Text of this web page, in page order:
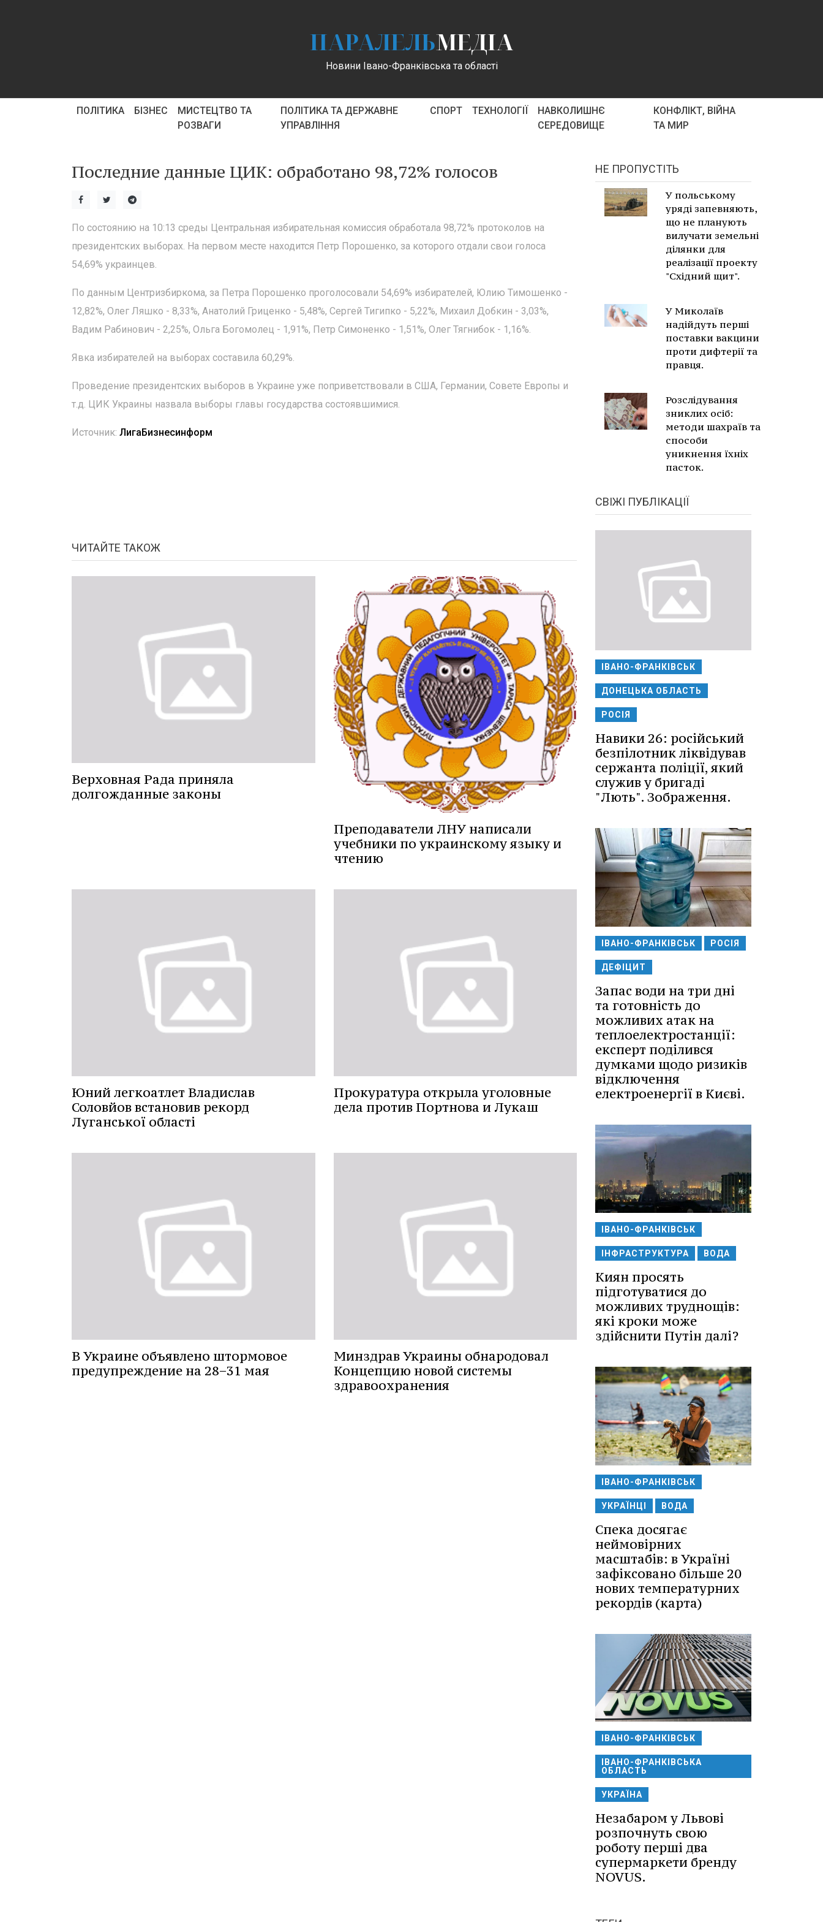
ПАРАЛЕЛЬМЕДІА
Новини Івано-Франківська та області
ПОЛІТИКА БІЗНЕС
МИСТЕЦТВО ТА
РОЗВАГИ
ПОЛІТИКА ТА ДЕРЖАВНЕ
УПРАВЛІННЯ
СПОРТ ТЕХНОЛОГІЇ
НАВКОЛИШНЄ
СЕРЕДОВИЩЕ
КОНФЛІКТ, ВІЙНА
ТА МИР
Последние данные ЦИК: обработано 98,72% голосов
По состоянию на 10:13 среды Центральная избирательная комиссия обработала 98,72% протоколов на
президентских выборах. На первом месте находится Петр Порошенко, за которого отдали свои голоса
54,69% украинцев.
По данным Центризбиркома, за Петра Порошенко проголосовали 54,69% избирателей, Юлию Тимошенко -
12,82%, Олег Ляшко - 8,33%, Анатолий Гриценко - 5,48%, Сергей Тигипко - 5,22%, Михаил Добкин - 3,03%,
Вадим Рабинович - 2,25%, Ольга Богомолец - 1,91%, Петр Симоненко - 1,51%, Олег Тягнибок - 1,16%.
Явка избирателей на выборах составила 60,29%.
Проведение президентских выборов в Украине уже поприветствовали в США, Германии, Совете Европы и
т.д. ЦИК Украины назвала выборы главы государства состоявшимися.
Источник: ЛигаБизнесинформ
ЧИТАЙТЕ ТАКОЖ
Верховная Рада приняла
долгожданные законы
Преподаватели ЛНУ написали
учебники по украинскому языку и
чтению
Юний легкоатлет Владислав
Соловйов встановив рекорд
Луганської області
Прокуратура открыла уголовные
дела против Портнова и Лукаш
В Украине объявлено штормовое
предупреждение на 28−31 мая
Минздрав Украины обнародовал
Концепцию новой системы
здравоохранения
НЕ ПРОПУСТІТЬ
У польському
уряді запевняють,
що не планують
вилучати земельні
ділянки для
реалізації проекту
"Східний щит".
У Миколаїв
надійдуть перші
поставки вакцини
проти дифтерії та
правця.
Розслідування
зниклих осіб:
методи шахраїв та
способи
уникнення їхніх
пасток.
СВІЖІ ПУБЛІКАЦІЇ
ІВАНО-ФРАНКІВСЬК
ДОНЕЦЬКА ОБЛАСТЬ
РОСІЯ
Навики 26: російський
безпілотник ліквідував
сержанта поліції, який
служив у бригаді
"Лють". Зображення.
ІВАНО-ФРАНКІВСЬК РОСІЯ
ДЕФІЦИТ
Запас води на три дні
та готовність до
можливих атак на
теплоелектростанції:
експерт поділився
думками щодо ризиків
відключення
електроенергії в Києві.
ІВАНО-ФРАНКІВСЬК
ІНФРАСТРУКТУРА ВОДА
Киян просять
підготуватися до
можливих труднощів:
які кроки може
здійснити Путін далі?
ІВАНО-ФРАНКІВСЬК
УКРАЇНЦІ ВОДА
Спека досягає
неймовірних
масштабів: в Україні
зафіксовано більше 20
нових температурних
рекордів (карта)
ІВАНО-ФРАНКІВСЬК
ІВАНО-ФРАНКІВСЬКА
ОБЛАСТЬ
УКРАЇНА
Незабаром у Львові
розпочнуть свою
роботу перші два
супермаркети бренду
NOVUS.